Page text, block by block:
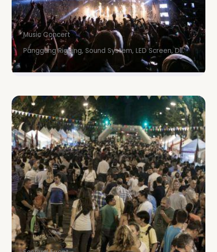
Music Concert
Panggung Rigging, Sound System, LED Screen, Dll.